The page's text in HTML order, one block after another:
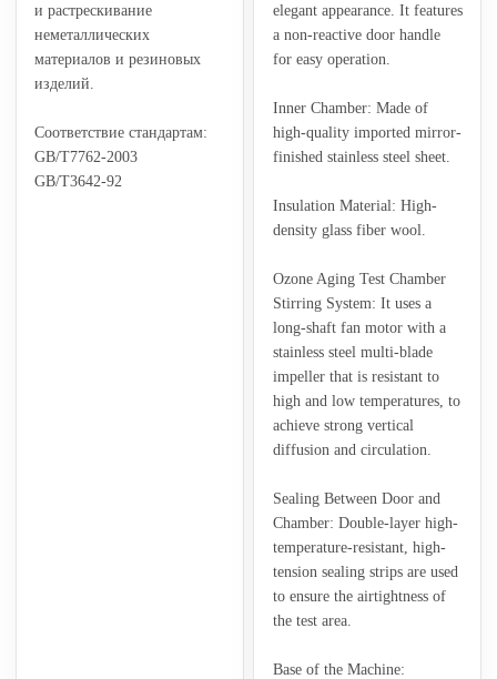
и растрескивание
неметаллических
материалов и резиновых
изделий.
Соответствие стандартам:
GB/T7762-2003
GB/T3642-92
elegant appearance. It features
a non-reactive door handle
for easy operation.
Inner Chamber: Made of
high-quality imported mirror-
finished stainless steel sheet.
Insulation Material: High-
density glass fiber wool.
Ozone Aging Test Chamber
Stirring System: It uses a
long-shaft fan motor with a
stainless steel multi-blade
impeller that is resistant to
high and low temperatures, to
achieve strong vertical
diffusion and circulation.
Sealing Between Door and
Chamber: Double-layer high-
temperature-resistant, high-
tension sealing strips are used
to ensure the airtightness of
the test area.
Base of the Machine: